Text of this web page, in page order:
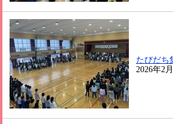
たびだち
2026年2